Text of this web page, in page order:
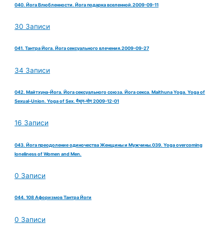
040. Йога Влюбленности. Йога подарка вселенной.2009-09-11
30 Записи
041. Тантра Йога. Йога сексуального влечения.2009-09-27
34 Записи
042. Майтхуна-Йога. Йога сексуального союза. Йога секса. Maithuna Yoga. Yoga of
Sexual-Union. Yoga of Sex. मैथुन-योग 2009-12-01
16 Записи
043. Йога преодоление одиночества Женщины и Мужчины.039. Yoga overcoming
loneliness of Women and Men.
0 Записи
044. 108 Афоризмов Тантра Йоги
0 Записи